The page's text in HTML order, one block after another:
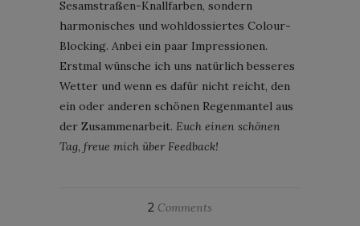
Sesamstraßen-Knallfarben, sondern
harmonisches und wohldossiertes Colour-
Blocking. Anbei ein paar Impressionen.
Erstmal wünsche ich uns natürlich besseres
Wetter und wenn es dafür nicht reicht, den
ein oder anderen schönen Regenmantel aus
der Zusammenarbeit. Euch einen schönen
Tag, freue mich über Feedback!
2 Comments